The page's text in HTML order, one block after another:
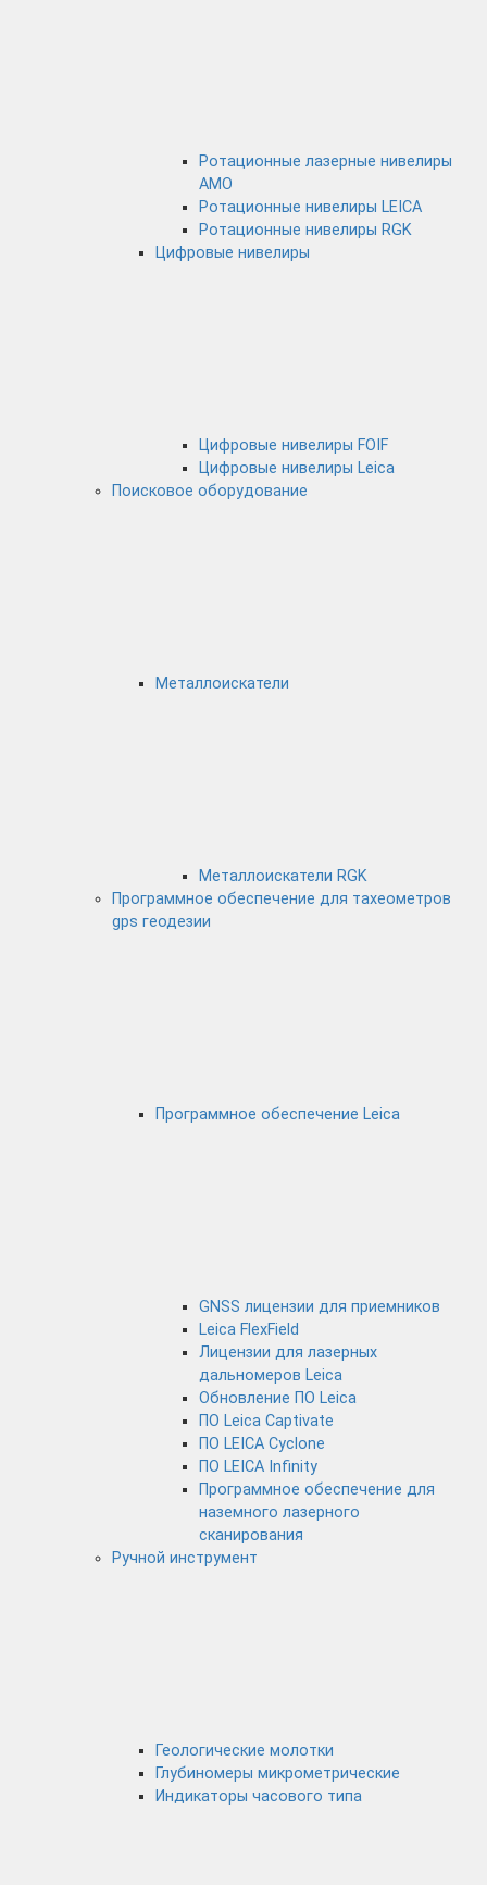
Ротационные лазерные нивелиры
AMO
Ротационные нивелиры LEICA
Ротационные нивелиры RGK
Цифровые нивелиры
Цифровые нивелиры FOIF
Цифровые нивелиры Leica
Поисковое оборудование
Металлоискатели
Металлоискатели RGK
Программное обеспечение для тахеометров
gps геодезии
Программное обеспечение Leica
GNSS лицензии для приемников
Leica FlexField
Лицензии для лазерных
дальномеров Leica
Обновление ПО Leica
ПО Leica Captivate
ПО LEICA Cyclone
ПО LEICA Infinity
Программное обеспечение для
наземного лазерного
сканирования
Ручной инструмент
Геологические молотки
Глубиномеры микрометрические
Индикаторы часового типа